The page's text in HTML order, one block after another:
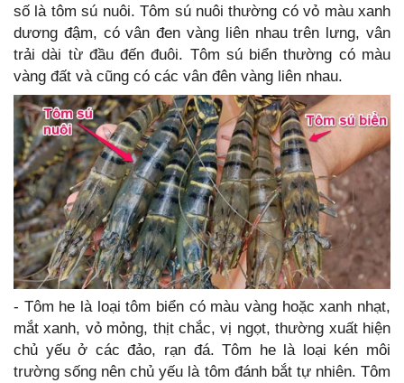
số là tôm sú nuôi. Tôm sú nuôi thường có vỏ màu xanh
dương đậm, có vân đen vàng liên nhau trên lưng, vân
trải dài từ đầu đến đuôi. Tôm sú biển thường có màu
vàng đất và cũng có các vân đên vàng liên nhau.
- Tôm he là loại tôm biển có màu vàng hoặc xanh nhạt,
mắt xanh, vỏ mỏng, thịt chắc, vị ngọt, thường xuất hiện
chủ yếu ở các đảo, rạn đá. Tôm he là loại kén môi
trường sống nên chủ yếu là tôm đánh bắt tự nhiên. Tôm